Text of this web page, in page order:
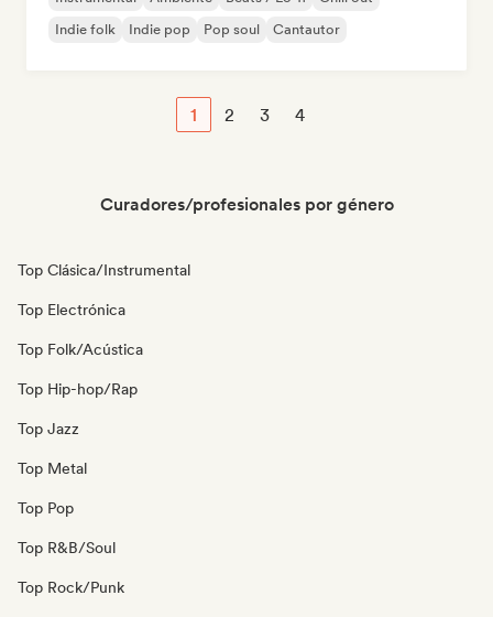
Indie folk
Indie pop Pop soul Cantautor
1 2 3 4
Curadores/profesionales por género
Top Clásica/Instrumental
Top Electrónica
Top Folk/Acústica
Top Hip-hop/Rap
Top Jazz
Top Metal
Top Pop
Top R&B/Soul
Top Rock/Punk